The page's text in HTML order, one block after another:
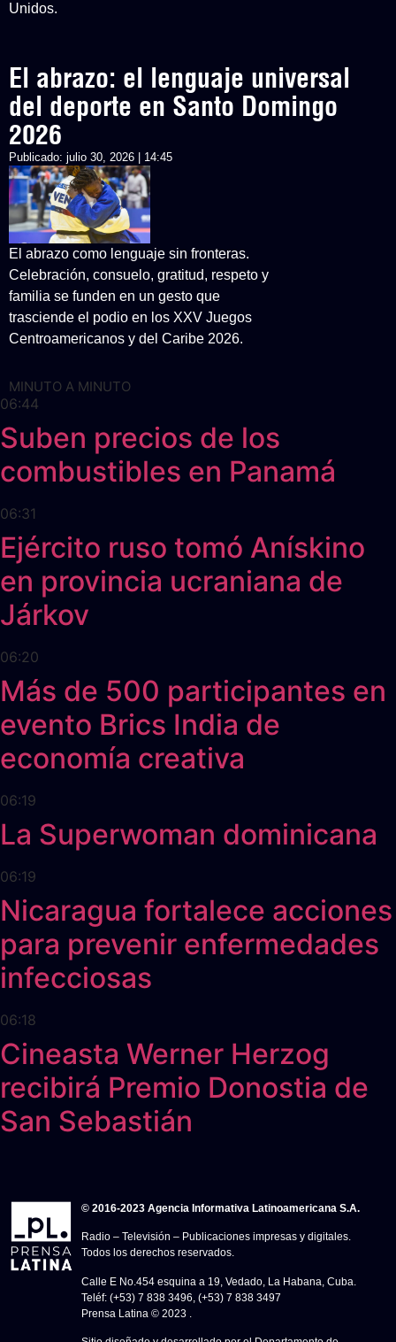
Unidos.
El abrazo: el lenguaje universal
del deporte en Santo Domingo
2026
Publicado: julio 30, 2026 | 14:45
El abrazo como lenguaje sin fronteras.
Celebración, consuelo, gratitud, respeto y
familia se funden en un gesto que
trasciende el podio en los XXV Juegos
Centroamericanos y del Caribe 2026.
MINUTO A MINUTO
06:44
Suben precios de los
combustibles en Panamá
06:31
Ejército ruso tomó Anískino
en provincia ucraniana de
Járkov
06:20
Más de 500 participantes en
evento Brics India de
economía creativa
06:19
La Superwoman dominicana
06:19
Nicaragua fortalece acciones
para prevenir enfermedades
infecciosas
06:18
Cineasta Werner Herzog
recibirá Premio Donostia de
San Sebastián
© 2016-2023 Agencia Informativa Latinoamericana S.A.
Radio – Televisión – Publicaciones impresas y digitales.
Todos los derechos reservados.
Calle E No.454 esquina a 19, Vedado, La Habana, Cuba.
Teléf: (+53) 7 838 3496, (+53) 7 838 3497
Prensa Latina © 2023 .